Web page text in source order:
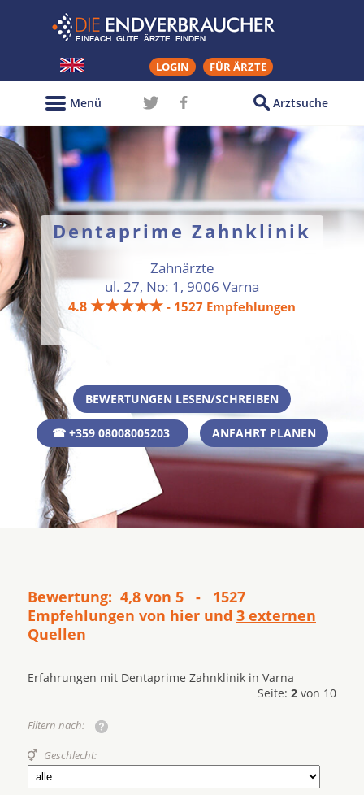
LOGIN FÜR ÄRZTE
Arztsuche
Menü
Dentaprime Zahnklinik
Zahnärzte
ul. 27, No: 1, 9006 Varna
4.8★★★★★ - 1527 Empfehlungen
BEWERTUNGEN LESEN/SCHREIBEN
☎ +359 08008005203 ANFAHRT PLANEN
Bewertung: 4,8 von 5 - 1527
Empfehlungen von hier und 3 externen
Quellen
Erfahrungen mit Dentaprime Zahnklinik in Varna
Seite: 2 von 10
Filtern nach:
Geschlecht: